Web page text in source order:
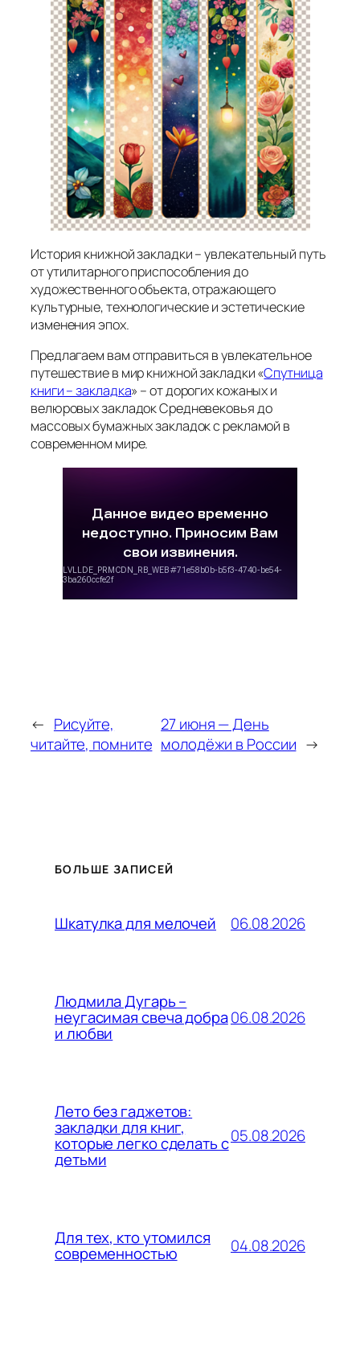
История книжной закладки – увлекательный путь
от утилитарного приспособления до
художественного объекта, отражающего
культурные, технологические и эстетические
изменения эпох.
Предлагаем вам отправиться в увлекательное
путешествие в мир книжной закладки «Спутница
книги – закладка» – от дорогих кожаных и
велюровых закладок Средневековья до
массовых бумажных закладок с рекламой в
современном мире.
← Рисуйте,
читайте, помните
27 июня — День
молодёжи в России →
БОЛЬШЕ ЗАПИСЕЙ
Шкатулка для мелочей 06.08.2026
Людмила Дугарь –
неугасимая свеча добра
и любви
06.08.2026
Лето без гаджетов:
закладки для книг,
которые легко сделать с
детьми
05.08.2026
Для тех, кто утомился
современностью 04.08.2026